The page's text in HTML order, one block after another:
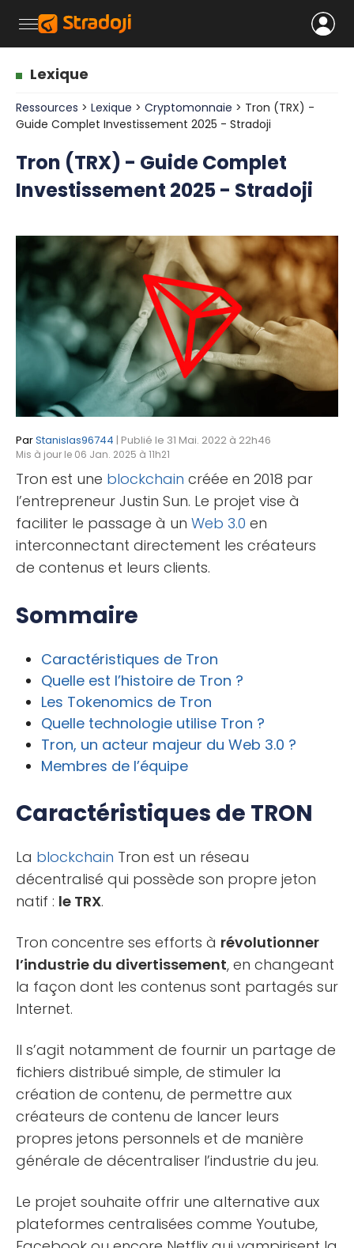
Lexique
Ressources > Lexique > Cryptomonnaie > Tron (TRX) -
Guide Complet Investissement 2025 - Stradoji
Tron (TRX) - Guide Complet
Investissement 2025 - Stradoji
ParStanislas96744 | Publié le 31 Mai. 2022 à 22h46
Mis à jour le 06 Jan. 2025 à 11h21
Tron est une blockchain créée en 2018 par
l’entrepreneur Justin Sun. Le projet vise à
faciliter le passage à un Web 3.0 en
interconnectant directement les créateurs
de contenus et leurs clients.
Sommaire
Caractéristiques de Tron
Quelle est l’histoire de Tron ?
Les Tokenomics de Tron
Quelle technologie utilise Tron ?
Tron, un acteur majeur du Web 3.0 ?
Membres de l’équipe
Caractéristiques de TRON
La blockchain Tron est un réseau
décentralisé qui possède son propre jeton
natif : le TRX.
Tron concentre ses efforts à révolutionner
l’industrie du divertissement, en changeant
la façon dont les contenus sont partagés sur
Internet.
Il s’agit notamment de fournir un partage de
fichiers distribué simple, de stimuler la
création de contenu, de permettre aux
créateurs de contenu de lancer leurs
propres jetons personnels et de manière
générale de décentraliser l’industrie du jeu.
Le projet souhaite offrir une alternative aux
plateformes centralisées comme Youtube,